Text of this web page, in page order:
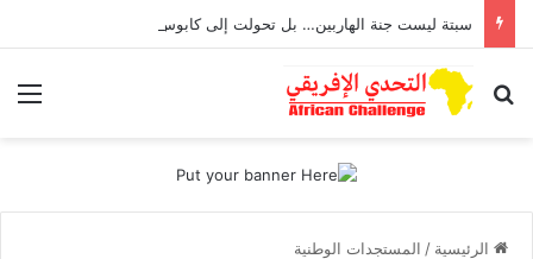
بحث عن
الرئيسية / المستجدات الوطنية